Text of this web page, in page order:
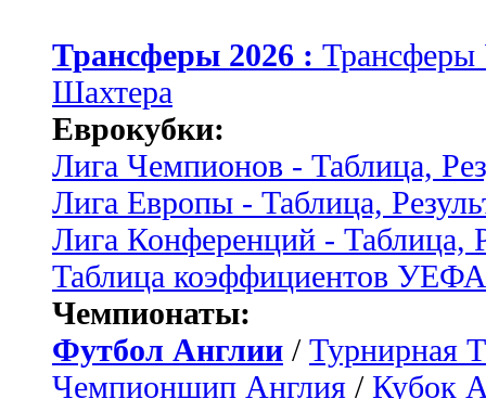
Трансферы 2026 :
Шахтера
Еврокубки:
Лига Чемпионов - Таблица,
Лига Европы - Таблица,
Лига Конференций - Таблица,
Таблица коэффициентов УЕФА
Чемпионаты:
Футбол Англии / Турнирная
Чемпионшип Англия / Кубок